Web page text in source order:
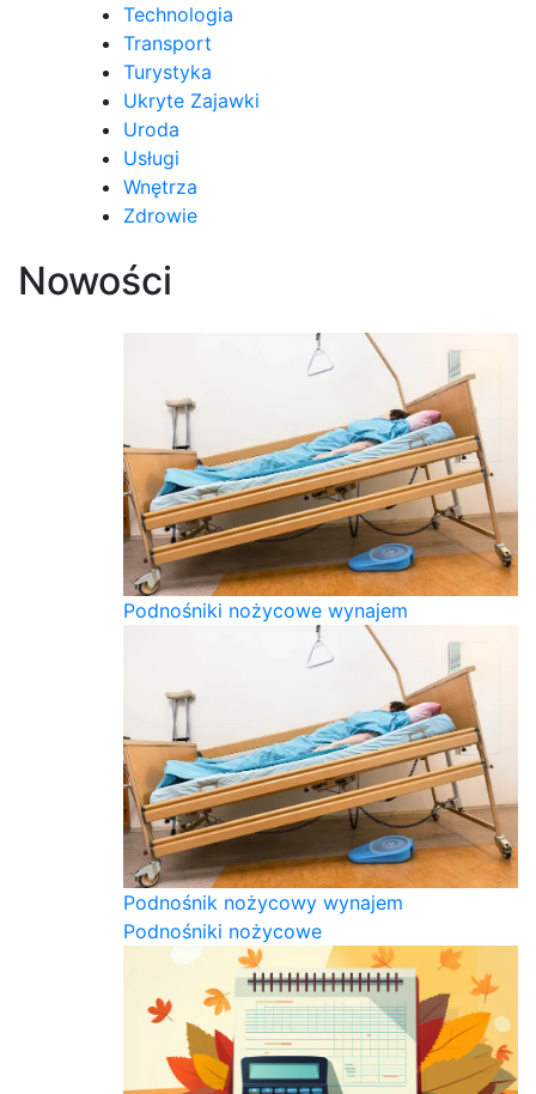
Technologia
Transport
Turystyka
Ukryte Zajawki
Uroda
Usługi
Wnętrza
Zdrowie
Nowości
Podnośniki nożycowe wynajem
Podnośnik nożycowy wynajem
Podnośniki nożycowe